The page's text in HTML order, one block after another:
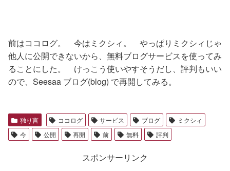
前はココログ。 今はミクシィ。 やっぱりミクシィじゃ
他人に公開できないから、無料ブログサービスを使ってみ
ることにした。 けっこう使いやすそうだし、評判もいい
ので、Seesaa ブログ(blog) で再開してみる。
独り言 ココログ サービス ブログ
ミクシィ
今
公開 再開 前 無料 評判
スポンサーリンク